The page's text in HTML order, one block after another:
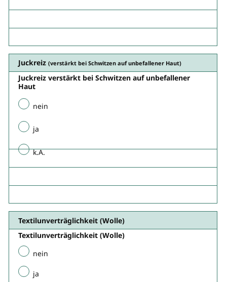
Juckreiz (verstärkt bei Schwitzen auf unbefallener Haut​)
Juckreiz verstärkt bei Schwitzen auf unbefallener
Haut​
nein
ja
k.A.
Textilunverträglichkeit (Wolle)
Textilunverträglichkeit (Wolle)
nein
ja